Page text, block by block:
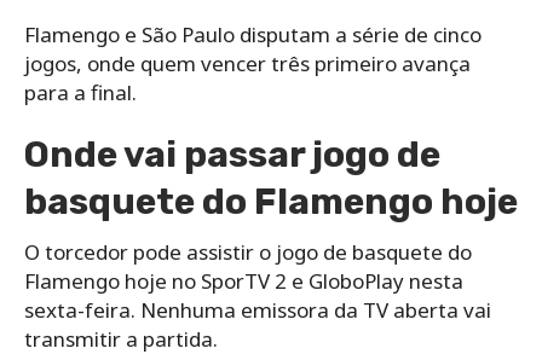
Flamengo e São Paulo disputam a série de cinco
jogos, onde quem vencer três primeiro avança
para a final.
Onde vai passar jogo de
basquete do Flamengo hoje
O torcedor pode assistir o jogo de basquete do
Flamengo hoje no SporTV 2 e GloboPlay nesta
sexta-feira. Nenhuma emissora da TV aberta vai
transmitir a partida.